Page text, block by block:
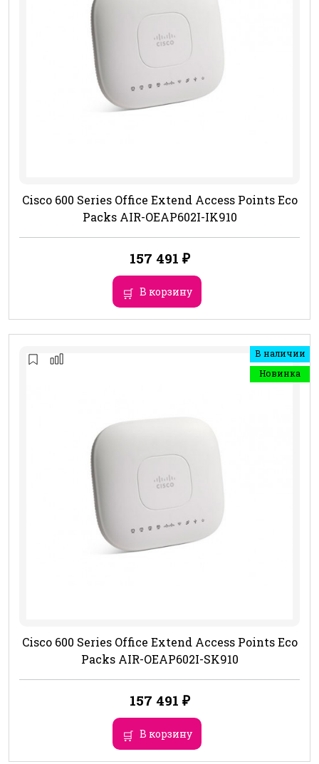
Cisco 600 Series Office Extend Access Points Eco
Packs AIR-OEAP602I-IK910
157 491 ₽
В корзину
В наличии
Новинка
Cisco 600 Series Office Extend Access Points Eco
Packs AIR-OEAP602I-SK910
157 491 ₽
В корзину